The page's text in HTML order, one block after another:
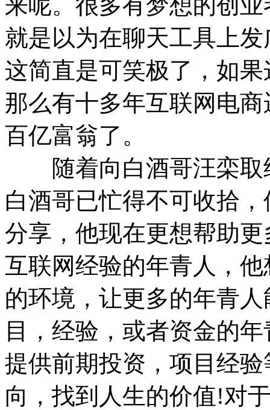
就是以为在聊天工具上
这简直是可笑极了，如
那么有十多年互联网电
百亿富翁了。
随着向白酒哥汪栾取
白酒哥已忙得不可收拾
分享，他现在更想帮助
互联网经验的年青人，
的环境，让更多的年青
目，经验，或者资金的
提供前期投资，项目经
向，找到人生的价值!对